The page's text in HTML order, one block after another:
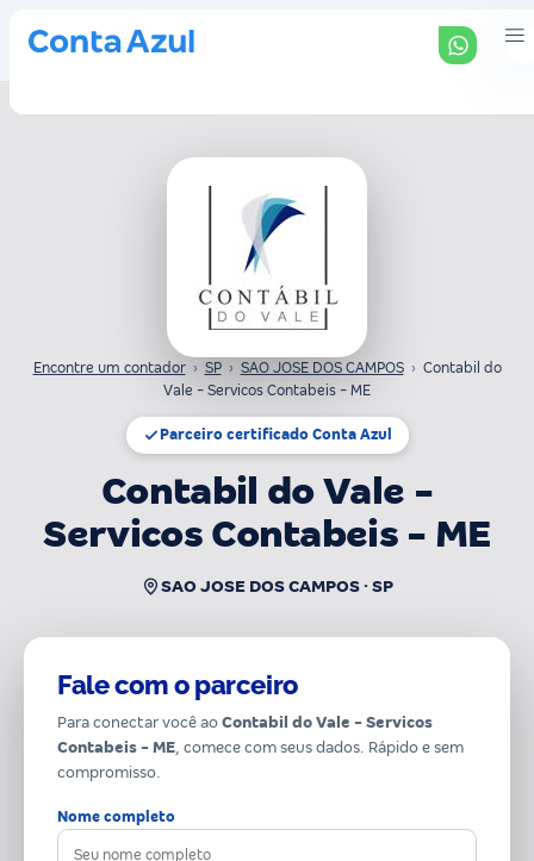
Encontre um contador › SP › SAO JOSE DOS CAMPOS › Contabil do
Vale - Servicos Contabeis - ME
Parceiro certificado Conta Azul
Contabil do Vale -
Servicos Contabeis - ME
SAO JOSE DOS CAMPOS · SP
Fale com o parceiro
Para conectar você ao Contabil do Vale - Servicos
Contabeis - ME, comece com seus dados. Rápido e sem
compromisso.
Nome completo